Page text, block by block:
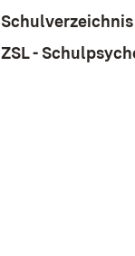
Schulverzeichnis
ZSL -